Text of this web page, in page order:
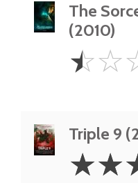
The
(2010)
0.5
Star
☆☆
Triple 9
Stars
☆☆